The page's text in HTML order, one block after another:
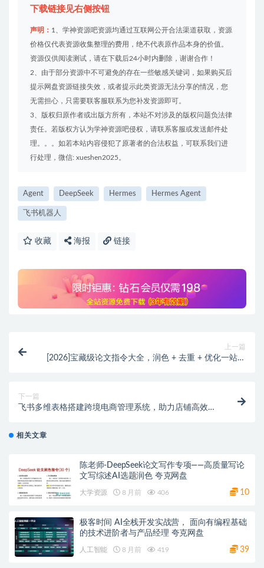
下载链接见右侧按钮
声明： 1、学神资源吧资源均通过互联网公开合法渠道获取，资源
价格仅代表资源收集整理的费用，绝不代表原作品本身的价值。
资源仅供阅读测试，请在下载后24小时内删除，谢谢合作！
2、由于部分资源中不可避免的存在一些敏感关键词，如果购买后
提示网盘资源链接失效，或者提示此类资源无法分享的情况，您
无需担心，只需要联客服联系为您补发资源即可。
3、版权归原作者或出版方所有，本站不对涉及的版权问题负法律
责任。若版权方认为学神资源吧侵权，请联系客服或发送邮件处
理。。。如若本站内容侵犯了原著者的合法权益，可联系我们进
行处理，微信: xueshen2025。
Agent DeepSeek Hermes Hermes Agent
飞书机器人
收藏 海报 链接
上一篇
[2026]宝藏级论文指令大全，润色 + 去重 + 优化一站式
下一篇
飞书多维表格搭建跨境电商管理系统，助力店铺高效增
相关文章
陈老师-DeepSeek论文写作专项——高质量写论
文写综述AI选题润色 夸克网盘
大学资源 8 月前 406 10
极客时间 AI全栈开发实战营， 面向有编程基础
的技术进阶者与产品经理 夸克网盘
人工智能 8 月前 419 39